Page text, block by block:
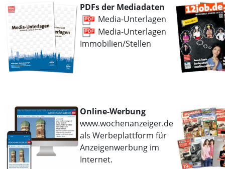
PDFs der Mediadaten
Media-Unterlagen
Media-Unterlagen
Immobilien/Stellen
Online-Werbung
www.wochenanzeiger.de
als Werbeplattform für
Anzeigenwerbung im
Internet.